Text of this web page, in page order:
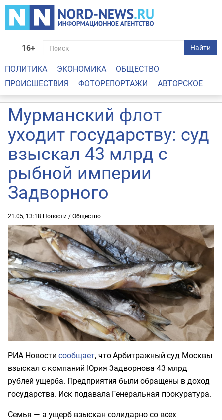
16+ Найти
ПОЛИТИКА ЭКОНОМИКА
ОБЩЕСТВО
ПРОИСШЕСТВИЯ
ФОТОРЕПОРТАЖИ АВТОРСКОЕ
Мурманский флот
уходит государству: суд
взыскал 43 млрд с
рыбной империи
Задворного
21.05, 13:18 Новости /Общество
РИА Новости сообщает, что Арбитражный суд Москвы
взыскал с компаний Юрия Задворнова 43 млрд
рублей ущерба. Предприятия были обращены в доход
государства. Иск подавала Генеральная прокуратура.
Семья — а ущерб взыскан солидарно со всех